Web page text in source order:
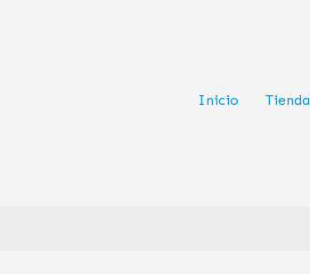
Inicio Tienda